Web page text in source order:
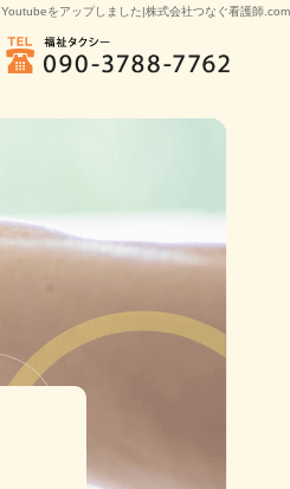
Youtubeをアップしました|株式会社つなぐ看護師.com